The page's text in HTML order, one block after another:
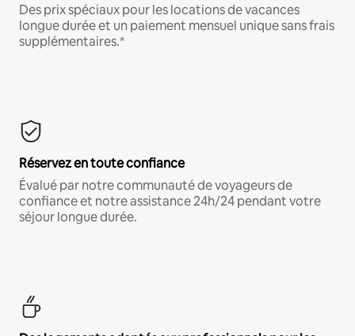
Des prix spéciaux pour les locations de vacances
longue durée et un paiement mensuel unique sans frais
supplémentaires.*
Réservez en toute confiance
Évalué par notre communauté de voyageurs de
confiance et notre assistance 24h/24 pendant votre
séjour longue durée.